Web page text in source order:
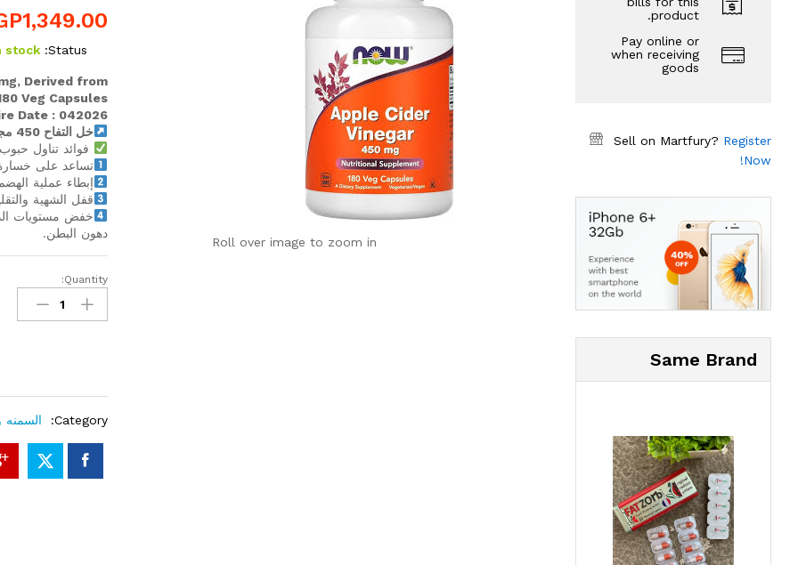
Roll over image to zoom in
1,349.00
Status:
stock
Derived from
Veg Capsules
Date : 042026
خل التفاح 450 مجم 180 قرص امريكي
فوائد تناول
تساعد على خسارة
إبطاء عملية
قفل الشهية
خفض مستويات
دهون البطن.
Apple
Cider
Vinegar
Quantity:
Category: السمنه
product.
Pay online or
when receiving
goods
Sell on Martfury? Register
Now!
Same Brand